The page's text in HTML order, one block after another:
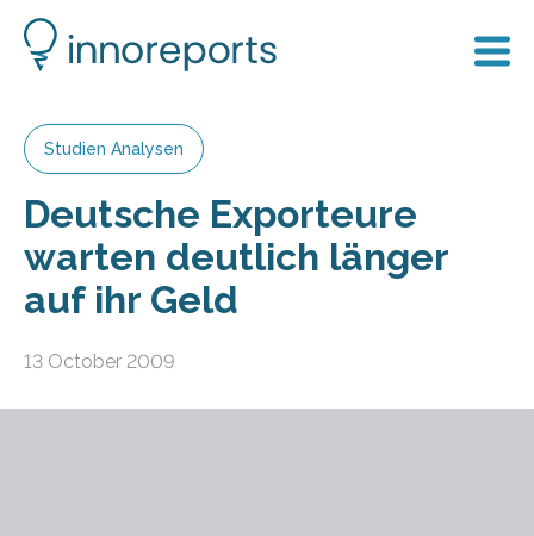
Studien Analysen
Deutsche Exporteure
warten deutlich länger
auf ihr Geld
13 October 2009